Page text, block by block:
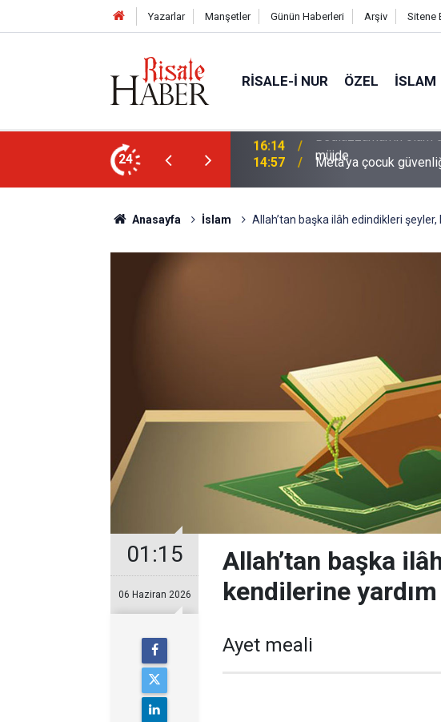
Yazarlar Manşetler Günün Haberleri Arşiv Sitene
RISALE-I NUR ÖZEL İSLAM
24
talebesine gösterdiği vefa ve verdiği
14:57 Meta'ya çocuk
Anasayfa İslam Allah’tan başka ilâh edindikleri
01:15
06 Haziran 2026
Allah’tan başka
kendilerine
Ayet meali